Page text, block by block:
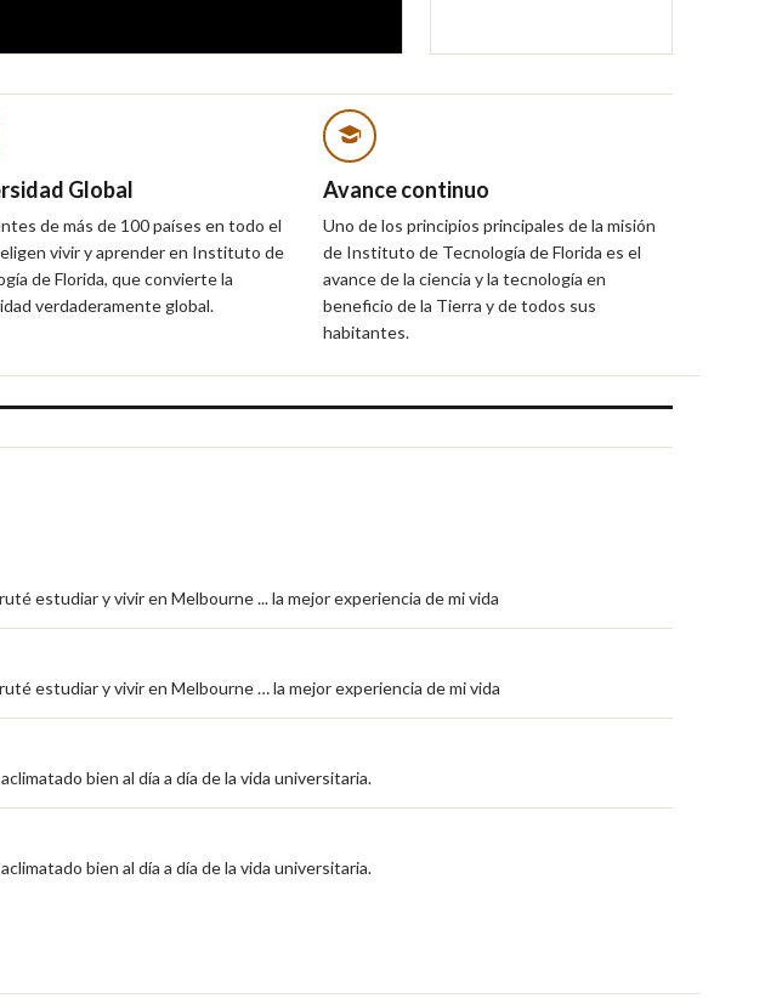
Global
de más de 100 países en todo el
vivir y aprender en Instituto de
de Florida, que convierte la
verdaderamente global.
Avance continuo
Uno de los principios principales de la misión
de Instituto de Tecnología de Florida es el
avance de la ciencia y la tecnología en
beneficio de la Tierra y de todos sus
habitantes.
estudiar y vivir en Melbourne ... la mejor experiencia de mi vida
estudiar y vivir en Melbourne … la mejor experiencia de mi vida
bien al día a día de la vida universitaria.
bien al día a día de la vida universitaria.